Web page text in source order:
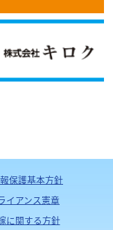
保護基本方針
イアンス憲章
に関する方針